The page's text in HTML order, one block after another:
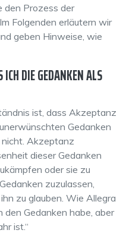
den Prozess der
Folgenden erläutern wir
geben Hinweise, wie
DIE GEDANKEN ALS
ist, dass Akzeptanz
Gedanken
Akzeptanz
dieser Gedanken
oder sie zu
zuzulassen,
zu glauben. Wie Allegra
den Gedanken habe, aber
ist.“